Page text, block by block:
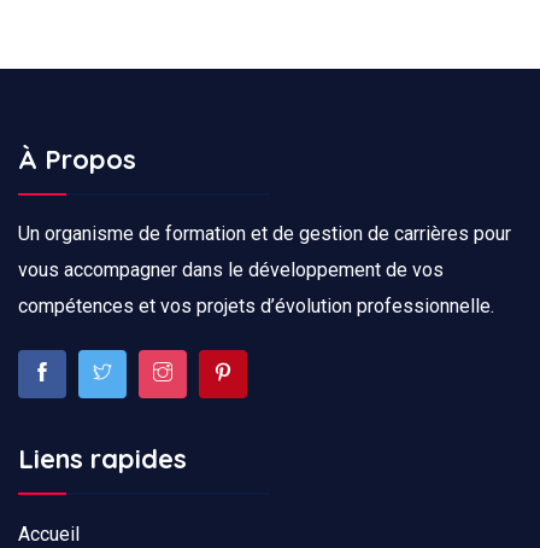
À Propos
Un organisme de formation et de gestion de carrières pour
vous accompagner dans le développement de vos
compétences et vos projets d’évolution professionnelle.
Liens rapides
Accueil